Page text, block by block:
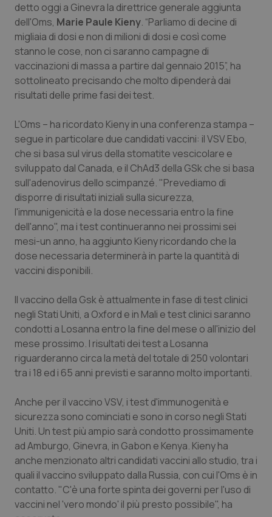
Campania
Emilia-Romagna
Friuli Venezia Giulia
Liguria
Lombardia
Marche
Molise
Piemonte
Provincia Autonoma di Bolzano
Provincia Autonoma di Trento
Puglia
Sicilia
Toscana
Umbria
Car-T
Colesterolo & coronaropatie
Dermatite Atopica
Disturbi dell’umore
Dolore
Donna & Salute
Epatiti
HIV
Infezioni & Febbre
Ipertensione & Scompenso
Malattie rare
Neuroscienze & patologie neurodegenerative
Obesità
Oftalmologia
detto oggi a Ginevra la direttrice generale aggiunta
dell'Oms, Marie Paule Kieny. “Parliamo di decine di
migliaia di dosi e non di milioni di dosi e così come
stanno le cose, non ci saranno campagne di
vaccinazioni di massa a partire dal gennaio 2015”, ha
sottolineato precisando che molto dipenderà dai
risultati delle prime fasi dei test.
L'Oms – ha ricordato Kieny in una conferenza stampa –
segue in particolare due candidati vaccini: il VSV Ebo,
che si basa sul virus della stomatite vescicolare e
sviluppato dal Canada, e il ChAd3 della GSk che si basa
sull'adenovirus dello scimpanzé. "Prevediamo di
disporre di risultati iniziali sulla sicurezza,
l'immunigenicità e la dose necessaria entro la fine
dell'anno", ma i test continueranno nei prossimi sei
mesi-un anno, ha aggiunto Kieny ricordando che la
dose necessaria determinerà in parte la quantità di
vaccini disponibili.
Il vaccino della Gsk è attualmente in fase di test clinici
negli Stati Uniti, a Oxford e in Mali e test clinici saranno
condotti a Losanna entro la fine del mese o all'inizio del
mese prossimo. I risultati dei test a Losanna
riguarderanno circa la metà del totale di 250 volontari
tra i 18 ed i 65 anni previsti e saranno molto importanti.
Anche per il vaccino VSV, i test d'immunogenità e
sicurezza sono cominciati e sono in corso negli Stati
Uniti. Un test più ampio sarà condotto prossimamente
ad Amburgo, Ginevra, in Gabon e Kenya. Kieny ha
anche menzionato altri candidati vaccini allo studio, tra i
quali il vaccino sviluppato dalla Russia, con cui l'Oms è in
contatto. "C'è una forte spinta dei governi per l'uso di
vaccini nel 'vero mondo' il più presto possibile", ha